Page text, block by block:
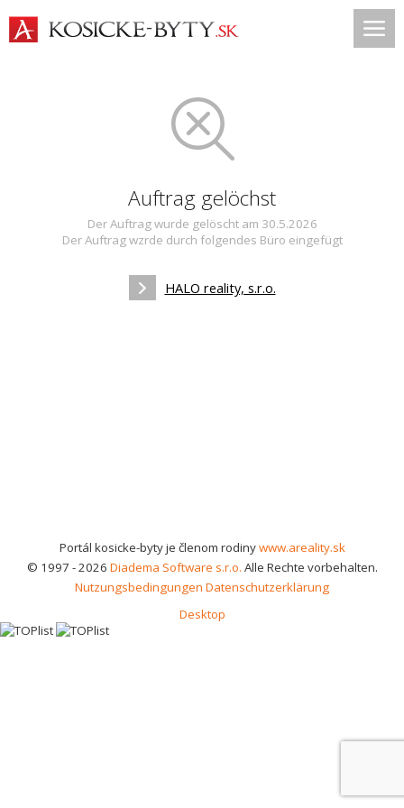
Auftrag gelöchst
Der Auftrag wurde gelöscht am 30.5.2026
Der Auftrag wzrde durch folgendes Büro eingefügt
HALO reality, s.r.o.
Portál kosicke-byty je členom rodinywww.areality.sk
© 1997 - 2026 Diadema Software s.r.o. Alle Rechte vorbehalten.
Nutzungsbedingungen Datenschutzerklärung
Desktop